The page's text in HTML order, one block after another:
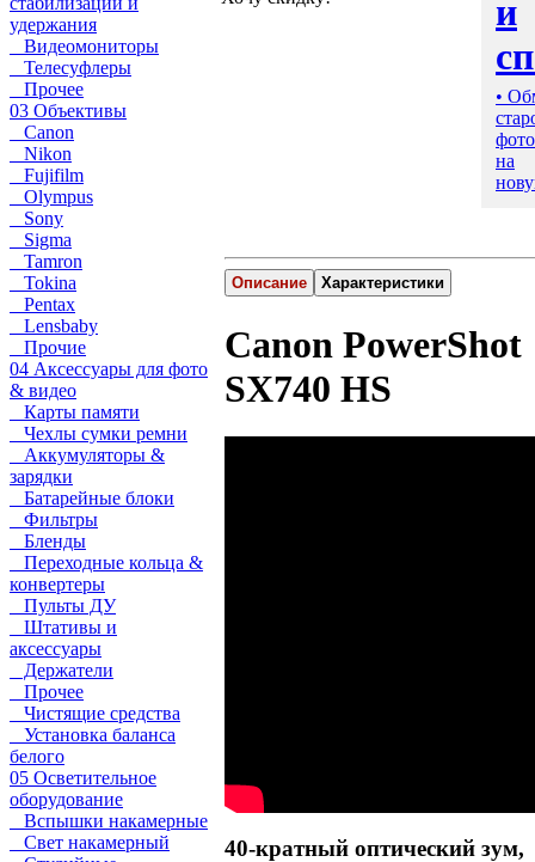
удержания
Видеомониторы
Телесуфлеры
Прочее
03 Объективы
Canon
Nikon
Fujifilm
Olympus
Sony
Sigma
Tamron
Tokina
Pentax
Lensbaby
Прочие
04 Аксессуары для фото
& видео
Карты памяти
Чехлы сумки ремни
Аккумуляторы &
зарядки
Батарейные блоки
Фильтры
Бленды
Переходные кольца &
конвертеры
Пульты ДУ
Штативы и
аксессуары
Держатели
Прочее
Чистящие средства
Установка баланса
белого
05 Осветительное
оборудование
Вспышки накамерные
Свет накамерный
и
•
на
Описание Характеристики
Canon PowerShot
SX740 HS
40-кратный оптический зум,